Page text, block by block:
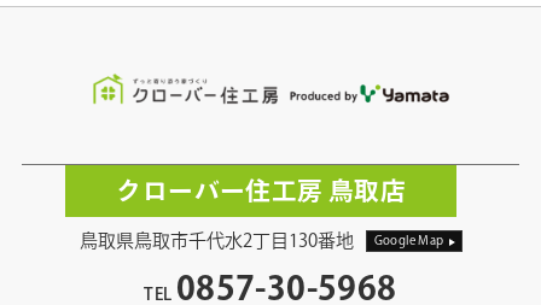
クローバー住工房 鳥取店
鳥取県鳥取市千代水2丁目130番地 Google Map
TEL 0857-30-5968